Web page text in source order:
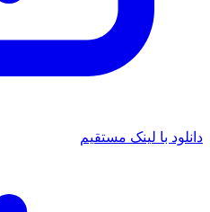
دانلود با لینک مستقیم